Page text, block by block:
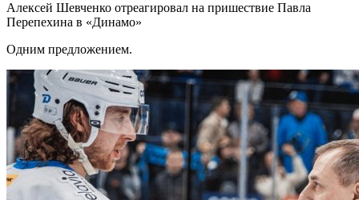
Алексей Шевченко отреагировал на пришествие Павла
Перепехина в «Динамо»
Одним предложением.